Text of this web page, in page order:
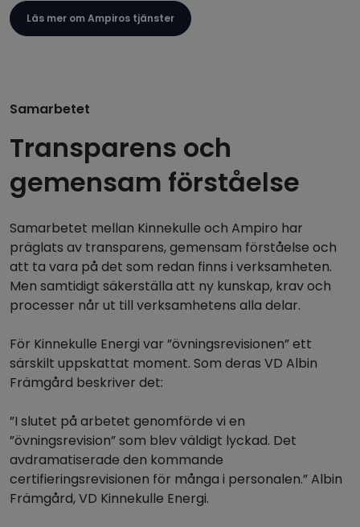
Läs mer om Ampiros tjänster
Samarbetet
Transparens och
gemensam förståelse
Samarbetet mellan Kinnekulle och Ampiro har
präglats av transparens, gemensam förståelse och
att ta vara på det som redan finns i verksamheten.
Men samtidigt säkerställa att ny kunskap, krav och
processer når ut till verksamhetens alla delar.
För Kinnekulle Energi var ”övningsrevisionen” ett
särskilt uppskattat moment. Som deras VD Albin
Främgård beskriver det:
”I slutet på arbetet genomförde vi en
”övningsrevision” som blev väldigt lyckad. Det
avdramatiserade den kommande
certifieringsrevisionen för många i personalen.” Albin
Främgård, VD Kinnekulle Energi.